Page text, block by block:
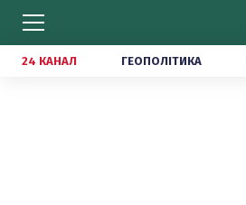
24 КАНАЛ ГЕОПОЛІТИКА